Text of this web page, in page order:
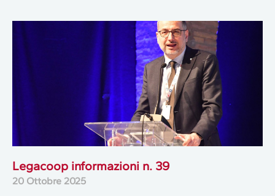
Legacoop informazioni n. 39
20 Ottobre 2025